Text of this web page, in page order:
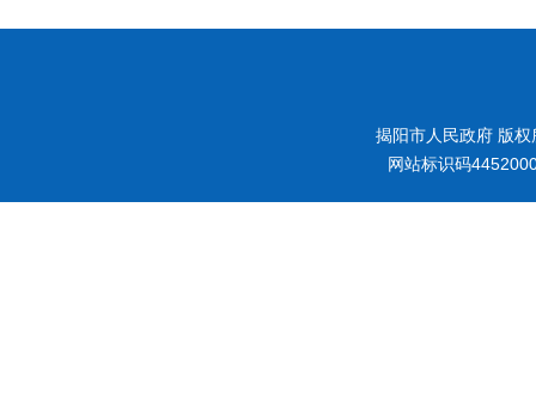
揭阳市人民政府 版
网站标识码